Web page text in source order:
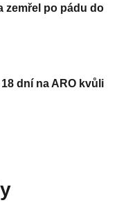
zemřel po pádu do
dní na ARO kvůli